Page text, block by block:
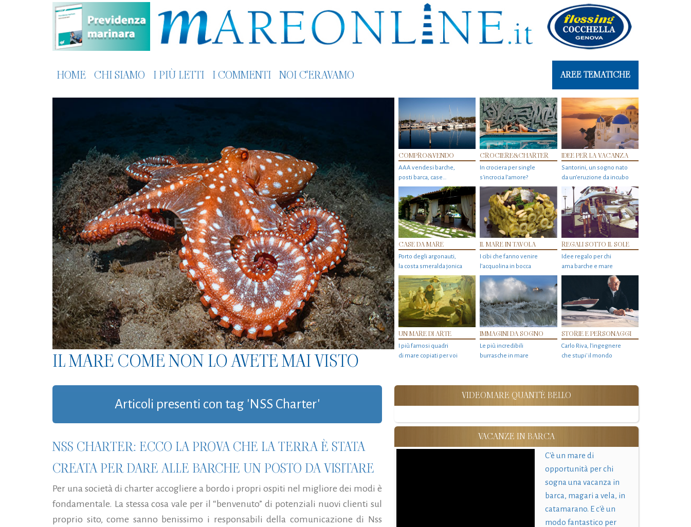
HOME CHI SIAMO I PIÙ LETTI I COMMENTI NOI C'ERAVAMO AREE TEMATICHE
IL MARE COME NON LO AVETE MAI VISTO
COMPRO&VENDO
AAA vendesi barche,
posti barca, case…
CROCIERE&CHARTER
In crociera per single
s'incrocia l’amore?
IDEE PER LA VACANZA
Santorini, un sogno nato
da un’eruzione da incubo
CASE DA MARE
Porto degli argonauti,
la costa smeralda jonica
IL MARE IN TAVOLA
I cibi che fanno venire
l’acquolina in bocca
REGALI SOTTO IL SOLE
Idee regalo per chi
ama barche e mare
UN MARE DI ARTE
I più famosi quadri
di mare copiati per voi
IMMAGINI DA SOGNO
Le più incredibili
burrasche in mare
STORIE E PERSONAGGI
Carlo Riva, l’ingegnere
che stupi' il mondo
Articoli presenti con tag 'NSS Charter'
NSS CHARTER: ECCO LA PROVA CHE LA TERRA È STATA
CREATA PER DARE ALLE BARCHE UN POSTO DA VISITARE
Per una società di charter accogliere a bordo i propri ospiti nel migliore dei modi è
fondamentale. La stessa cosa vale per il “benvenuto” di potenziali nuovi clienti sul
proprio sito, come sanno benissimo i responsabili della comunicazione di Nss
VIDEOMARE QUANT'È BELLO
VACANZE IN BARCA
C'è un mare di
opportunità per chi
sogna una vacanza in
barca, magari a vela, in
catamarano. E c'è un
modo fantastico per